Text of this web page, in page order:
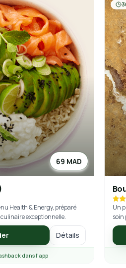
69 MAD
Health & Energy, préparé
exceptionnelle.
Détails
dans l'app
Un
soin